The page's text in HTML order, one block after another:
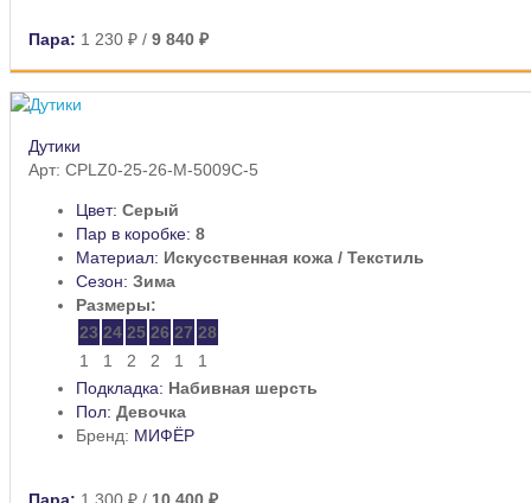
Пара: 1 230 ₽ / 9 840 ₽
Дутики
Арт: CPLZ0-25-26-M-5009C-5
Цвет: Серый
Пар в коробке: 8
Материал: Искусственная кожа / Текстиль
Сезон: Зима
Размеры:
23 24 25 26 27 28
1
1 2 2 1
1
Подкладка: Набивная шерсть
Пол: Девочка
Бренд: МИФЁР